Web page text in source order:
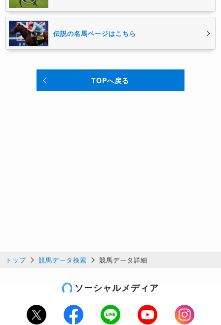
伝説の名馬ページはこちら
TOPへ戻る
トップ 競馬データ検索 競馬データ詳細
ソーシャルメディア